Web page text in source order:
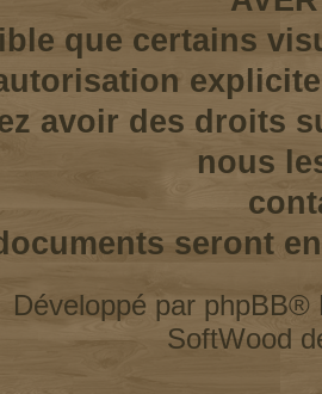
que certains
avoir des droits
nous
seront
Développé par phpBB®
SoftWood